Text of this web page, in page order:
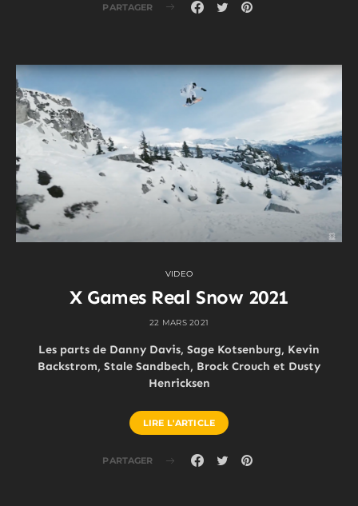
PARTAGER
VIDEO
X Games Real Snow 2021
22 MARS 2021
Les parts de Danny Davis, Sage Kotsenburg, Kevin
Backstrom, Stale Sandbech, Brock Crouch et Dusty
Henricksen
LIRE L'ARTICLE
PARTAGER